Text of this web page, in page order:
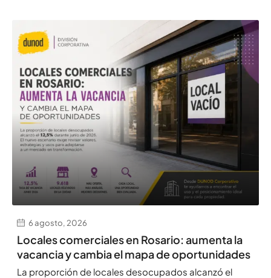
6 agosto, 2026
Locales comerciales en Rosario: aumenta la
vacancia y cambia el mapa de oportunidades
La proporción de locales desocupados alcanzó el